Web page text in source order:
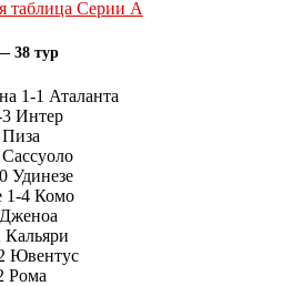
таблица Серии А
38 тур
1-1 Аталанта
3 Интер
Удинезе
1-4 Комо
Ювентус
Рома